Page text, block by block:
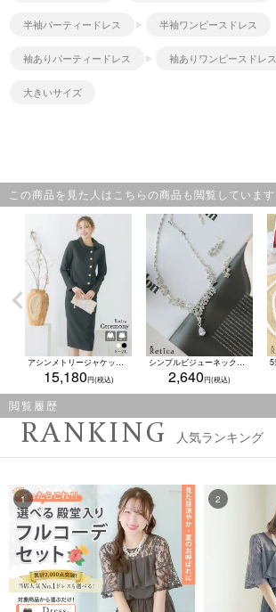
半袖パーティードレス 半袖ワンピースドレス
袖ありパーティードレス 袖ありワンピースドレス
大きいサイズ
この商品を見た人はこちらの商品も閲覧しています
アシンメトリージャケットゴールドボタン付き2点セットアップスカートセレモニースーツ (Sサイズ～XLサイズ) (クリーム/ブラック)
15,180
シンプルビジューネックレスピアスセット(シルバー)
2,640
閲覧履歴
RANKING 人気ランキング